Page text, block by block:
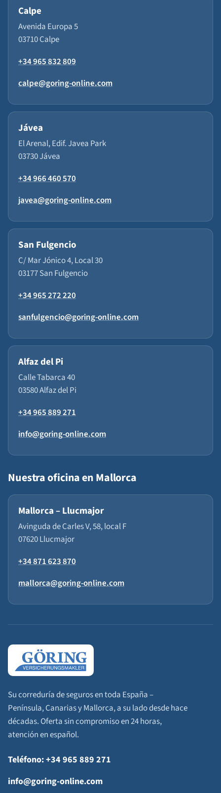
Calpe
Avenida Europa 5
03710 Calpe
+34 965 832 809
calpe@goring-online.com
Jávea
El Arenal, Edif. Javea Park
03730 Jávea
+34 966 460 570
javea@goring-online.com
San Fulgencio
C/ Mar Jónico 4, Local 30
03177 San Fulgencio
+34 965 272 220
sanfulgencio@goring-online.com
Alfaz del Pi
Calle Tabarca 40
03580 Alfaz del Pi
+34 965 889 271
info@goring-online.com
Nuestra oficina en Mallorca
Mallorca – Llucmajor
Avinguda de Carles V, 58, local F
07620 Llucmajor
+34 871 623 870
mallorca@goring-online.com
Su correduría de seguros en toda España –
Península, Canarias y Mallorca, a su lado desde hace
décadas. Oferta sin compromiso en 24 horas,
atención en español.
Teléfono: +34 965 889 271
info@goring-online.com